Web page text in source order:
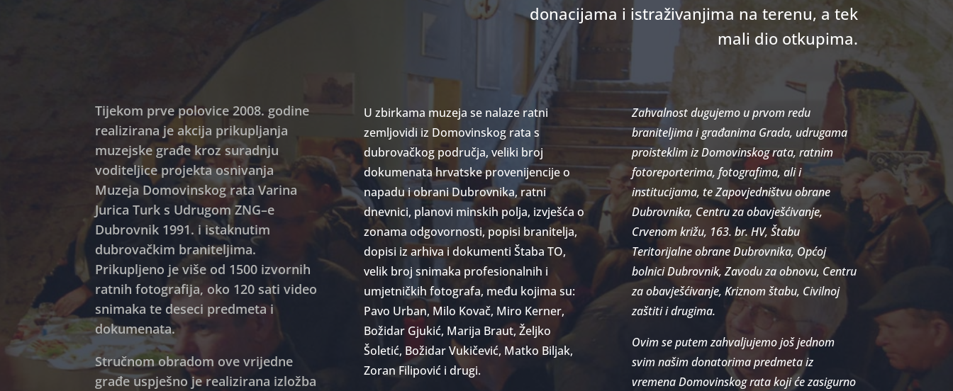
donacijama i istraživanjima na terenu, a tek
mali dio otkupima.
Tijekom prve polovice 2008. godine
realizirana je akcija prikupljanja
muzejske građe kroz suradnju
voditeljice projekta osnivanja
Muzeja Domovinskog rata Varina
Jurica Turk s Udrugom ZNG–e
Dubrovnik 1991. i istaknutim
dubrovačkim braniteljima.
Prikupljeno je više od 1500 izvornih
ratnih fotografija, oko 120 sati video
snimaka te deseci predmeta i
dokumenata.
Stručnom obradom ove vrijedne
građe uspješno je realizirana izložba
U zbirkama muzeja se nalaze ratni
zemljovidi iz Domovinskog rata s
dubrovačkog područja, veliki broj
dokumenata hrvatske provenijencije o
napadu i obrani Dubrovnika, ratni
dnevnici, planovi minskih polja, izvješća o
zonama odgovornosti, popisi branitelja,
dopisi iz arhiva i dokumenti Štaba TO,
velik broj snimaka profesionalnih i
umjetničkih fotografa, među kojima su:
Pavo Urban, Milo Kovač, Miro Kerner,
Božidar Gjukić, Marija Braut, Željko
Šoletić, Božidar Vukičević, Matko Biljak,
Zoran Filipović i drugi.
Zahvalnost dugujemo u prvom redu
braniteljima i građanima Grada, udrugama
proisteklim iz Domovinskog rata, ratnim
fotoreporterima, fotografima, ali i
institucijama, te Zapovjedništvu obrane
Dubrovnika, Centru za obavješćivanje,
Crvenom križu, 163. br. HV, Štabu
Teritorijalne obrane Dubrovnika, Općoj
bolnici Dubrovnik, Zavodu za obnovu, Centru
za obavješćivanje, Kriznom štabu, Civilnoj
zaštiti i drugima.
Ovim se putem zahvaljujemo još jednom
svim našim donatorima predmeta iz
vremena Domovinskog rata koji će zasigurno